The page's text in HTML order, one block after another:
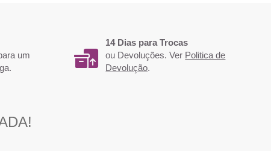
um
14 Dias para Trocas
ou Devoluções. Ver Politica de
Devolução.